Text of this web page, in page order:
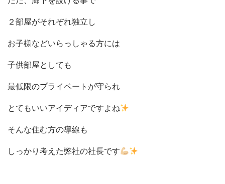
２部屋がそれぞれ独立し
お子様などいらっしゃる方には
子供部屋としても
最低限のプライベートが守られ
とてもいいアイディアですよね
そんな住む方の導線も
しっかり考えた弊社の社長です